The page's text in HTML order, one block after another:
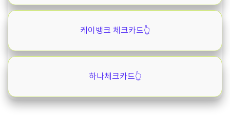
케이뱅크 체크카드👆️
하나체크카드👆️